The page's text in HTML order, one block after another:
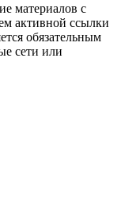
материалов с
активной ссылки
обязательным
сети или